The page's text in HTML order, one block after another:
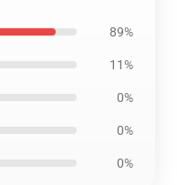
89%
11%
0%
0%
0%